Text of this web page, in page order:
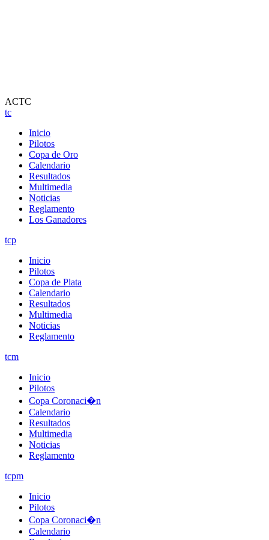
ACTC
tc
Inicio
Pilotos
Copa de Oro
Calendario
Resultados
Multimedia
Noticias
Reglamento
Los Ganadores
tcp
Inicio
Pilotos
Copa de Plata
Calendario
Resultados
Multimedia
Noticias
Reglamento
tcm
Inicio
Pilotos
Copa Coronaci�n
Calendario
Resultados
Multimedia
Noticias
Reglamento
tcpm
Inicio
Pilotos
Copa Coronaci�n
Calendario